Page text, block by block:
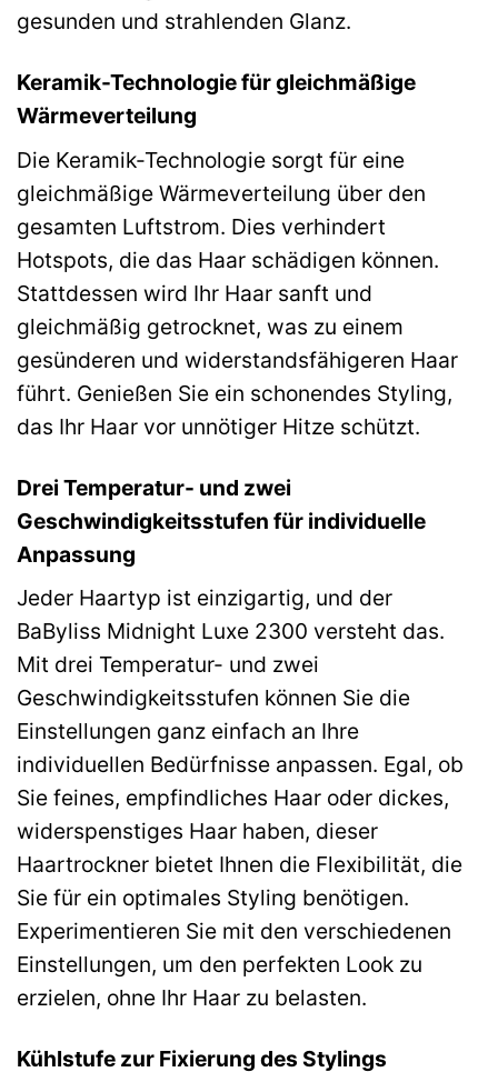
gesunden und strahlenden Glanz.
Keramik-Technologie für gleichmäßige
Wärmeverteilung
Die Keramik-Technologie sorgt für eine
gleichmäßige Wärmeverteilung über den
gesamten Luftstrom. Dies verhindert
Hotspots, die das Haar schädigen können.
Stattdessen wird Ihr Haar sanft und
gleichmäßig getrocknet, was zu einem
gesünderen und widerstandsfähigeren Haar
führt. Genießen Sie ein schonendes Styling,
das Ihr Haar vor unnötiger Hitze schützt.
Drei Temperatur- und zwei
Geschwindigkeitsstufen für individuelle
Anpassung
Jeder Haartyp ist einzigartig, und der
BaByliss Midnight Luxe 2300 versteht das.
Mit drei Temperatur- und zwei
Geschwindigkeitsstufen können Sie die
Einstellungen ganz einfach an Ihre
individuellen Bedürfnisse anpassen. Egal, ob
Sie feines, empfindliches Haar oder dickes,
widerspenstiges Haar haben, dieser
Haartrockner bietet Ihnen die Flexibilität, die
Sie für ein optimales Styling benötigen.
Experimentieren Sie mit den verschiedenen
Einstellungen, um den perfekten Look zu
erzielen, ohne Ihr Haar zu belasten.
Kühlstufe zur Fixierung des Stylings